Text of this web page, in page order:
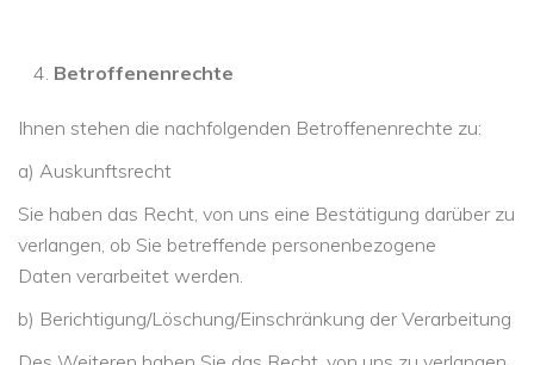
Betroffenenrechte
Ihnen stehen die nachfolgenden Betroffenenrechte zu:
a) Auskunftsrecht
Sie haben das Recht, von uns eine Bestätigung darüber zu
verlangen, ob Sie betreffende personenbezogene
Daten verarbeitet werden.
b) Berichtigung/Löschung/Einschränkung der Verarbeitung